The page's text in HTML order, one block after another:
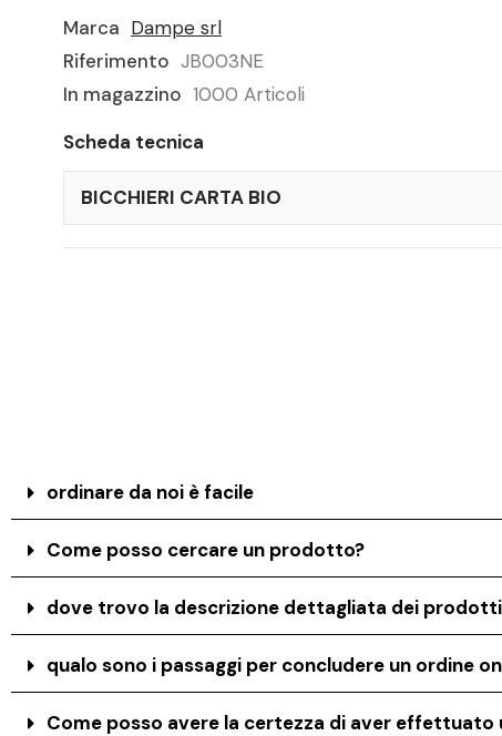
Marca Dampe srl
Riferimento JB003NE
In magazzino 1000 Articoli
Scheda tecnica
BICCHIERI CARTA BIO
ordinare da noi è facile
Come posso cercare un prodotto?
dove trovo la descrizione dettagliata dei prodotti
qualo sono i passaggi per concludere un ordine
Come posso avere la certezza di aver